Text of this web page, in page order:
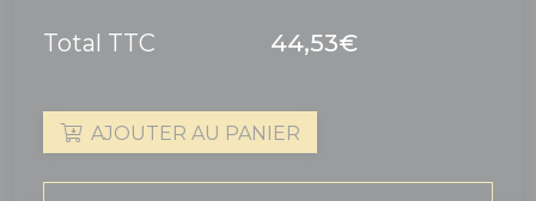
Total TTC 44,53€
AJOUTER AU PANIER